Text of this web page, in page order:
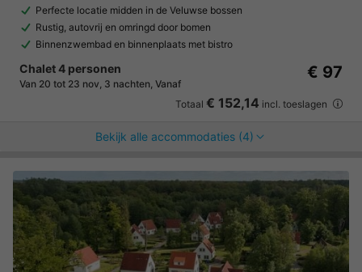
Perfecte locatie midden in de Veluwse bossen
Rustig, autovrij en omringd door bomen
Binnenzwembad en binnenplaats met bistro
Chalet 4 personen
Van 20 tot 23 nov, 3 nachten, Vanaf
€ 97
Totaal € 152,14 incl. toeslagen
Bekijk alle accommodaties (4)